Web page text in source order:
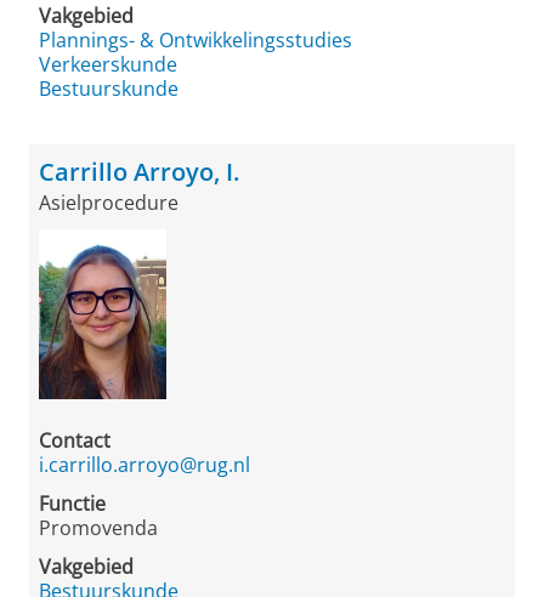
Vakgebied
Plannings- & Ontwikkelingsstudies
Verkeerskunde
Bestuurskunde
Carrillo Arroyo, I.
Asielprocedure
Contact
i.carrillo.arroyo@rug.nl
Functie
Promovenda
Vakgebied
Bestuurskunde